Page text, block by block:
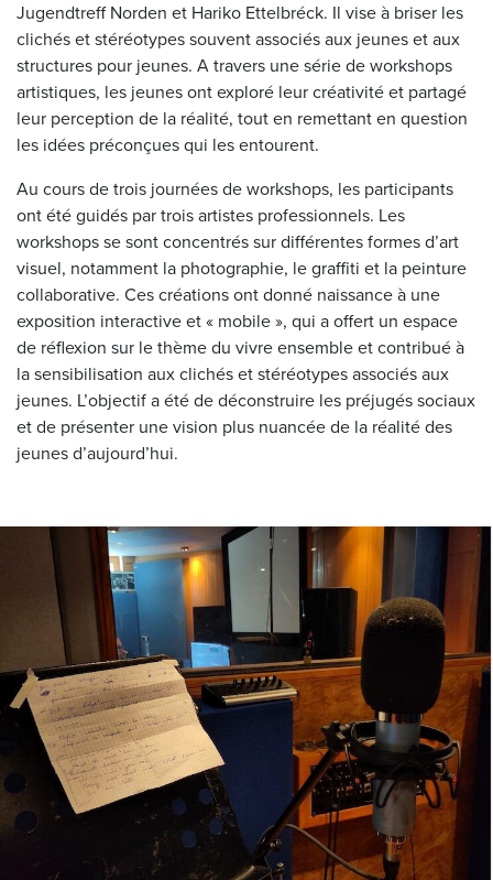
Jugendtreff Norden et Hariko Ettelbréck. Il vise à briser les
clichés et stéréotypes souvent associés aux jeunes et aux
structures pour jeunes. A travers une série de workshops
artistiques, les jeunes ont exploré leur créativité et partagé
leur perception de la réalité, tout en remettant en question
les idées préconçues qui les entourent.
Au cours de trois journées de workshops, les participants
ont été guidés par trois artistes professionnels. Les
workshops se sont concentrés sur différentes formes d’art
visuel, notamment la photographie, le graffiti et la peinture
collaborative. Ces créations ont donné naissance à une
exposition interactive et « mobile », qui a offert un espace
de réflexion sur le thème du vivre ensemble et contribué à
la sensibilisation aux clichés et stéréotypes associés aux
jeunes. L’objectif a été de déconstruire les préjugés sociaux
et de présenter une vision plus nuancée de la réalité des
jeunes d’aujourd’hui.